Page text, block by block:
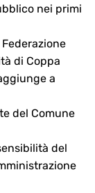
nei primi
di Coppa
a
del Comune
del